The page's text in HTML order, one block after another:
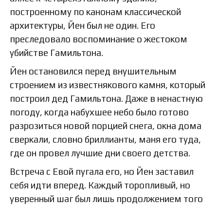
построенному по канонам классической
архитектуры, Йен был не один. Его
преследовало воспоминание о жестоком
убийстве Гамильтона.
Йен остановился перед внушительным
строением из известнякового камня, который
построил дед Гамильтона. Даже в ненастную
погоду, когда набухшее небо было готово
разрозиться новой порцией снега, окна дома
сверкали, словно бриллианты, маня его туда,
где он провел лучшие дни своего детства.
Встреча с Евой пугала его, но Йен заставил
себя идти вперед. Каждый торопливый, но
уверенный шаг был лишь продолжением того